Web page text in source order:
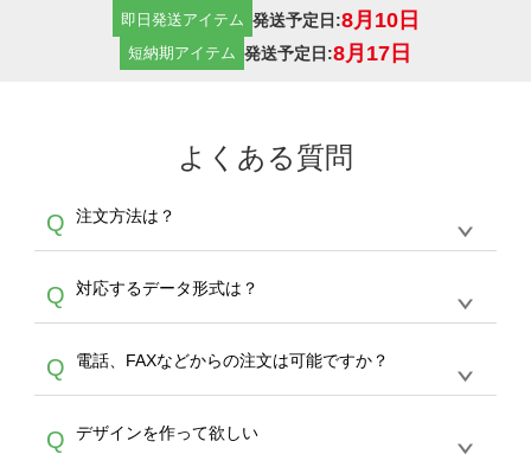
即日発送アイテム 発送予定日:8月10日
短納期アイテム 発送予定日:8月17日
よくある質問
Q 注文方法は？
A
生産にて承っております。デザインツールから
デザインの作成から決済まで完了できます。
30枚以上やシルク印刷など、大口注文の場合
は、サポートが担当するエコバッグコンシェル
やタンブラーコンシェルをご利用ください。製
作する数量が多ければ多いほど、オンデマンド
サービスよりも低価格で製作することが可能で
Q 対応するデータ形式は？
A
ドできるデータ形式は、JPG / PNG / AI / PSD /
PDF 形式になります。データの最大サイズ
写真などもアップロード可能です。使用できな
Q 電話、FAXなどからの注文は可能ですか？
A
文のみ受け付けております。30個以上のご製
Q デザインを作って欲しい